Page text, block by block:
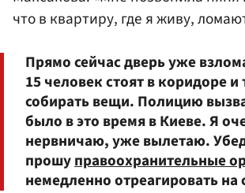
что в квартиру, где я живу,
Прямо сейчас дверь уже
15 человек стоят в коридоре
собирать вещи. Полицию
было в это время в Киеве. Я
нервничаю, уже вылетаю.
прошуправоохранительные
немедленно отреагировать на